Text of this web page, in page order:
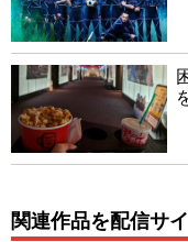
関連作品を配信サ